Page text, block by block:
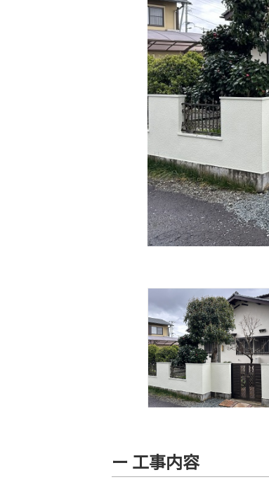
ー 工事内容